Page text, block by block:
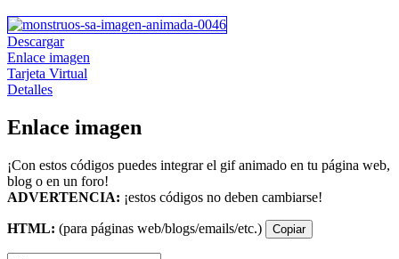
Descargar
Enlace imagen
Tarjeta Virtual
Detalles
Enlace imagen
¡Con estos códigos puedes integrar el gif animado en tu página web,
blog o en un foro!
ADVERTENCIA: ¡estos códigos no deben cambiarse!
HTML: (para páginas web/blogs/emails/etc.) Copiar